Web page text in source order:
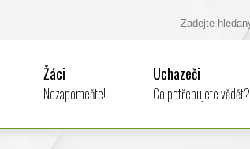
Žáci
Nezapomeňte!
Uchazeči
Co potřebujete vědět?